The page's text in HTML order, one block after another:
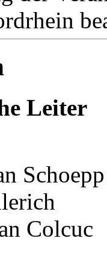
Leiter
Schoepp
Colcuc